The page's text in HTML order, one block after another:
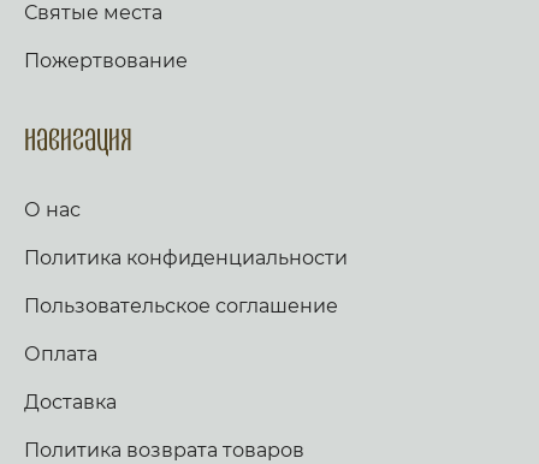
Святые места
Пожертвование
Навигация
О нас
Политика конфиденциальности
Пользовательское соглашение
Оплата
Доставка
Политика возврата товаров